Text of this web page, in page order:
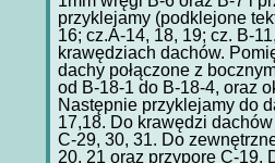
przyklejamy (podklejone
16; cz.A-14, 18, 19; cz. B-
krawędziach dachów.
dachy połączone z
od B-18-1 do B-18-4, oraz
Następnie przyklejamy do
17,18. Do krawędzi
C-29, 30, 31. Do
20, 21 oraz przyporę C-19.